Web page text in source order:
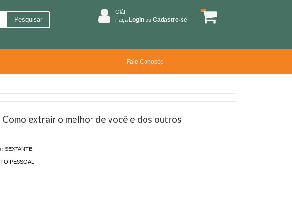
Pesquisar
Olá!
Faça Login ou Cadastre-se
Fale Conosco
extrair o melhor de você e dos outros
SEXTANTE
PESSOAL